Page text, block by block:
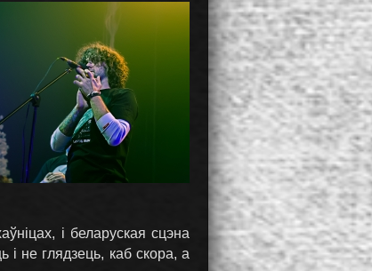
і беларуская сцэна
і не глядзець, каб скора, а